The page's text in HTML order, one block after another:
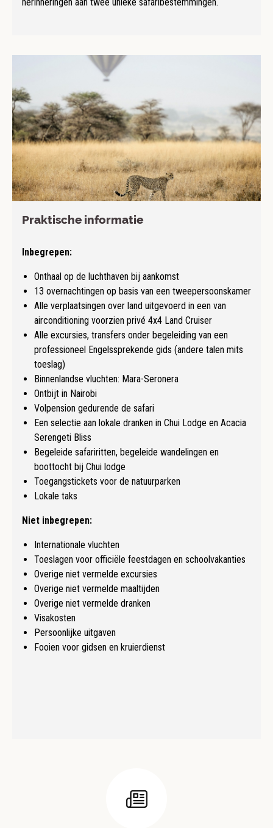
Praktische informatie
Inbegrepen:
Onthaal op de luchthaven bij aankomst
13 overnachtingen op basis van een tweepersoonskamer
Alle verplaatsingen over land uitgevoerd in een van
airconditioning voorzien privé 4x4 Land Cruiser
Alle excursies, transfers onder begeleiding van een
professioneel Engelssprekende gids (andere talen mits
toeslag)
Binnenlandse vluchten: Mara-Seronera
Ontbijt in Nairobi
Volpension gedurende de safari
Een selectie aan lokale dranken in Chui Lodge en Acacia
Serengeti Bliss
Begeleide safariritten, begeleide wandelingen en
boottocht bij Chui lodge
Toegangstickets voor de natuurparken
Lokale taks
Niet inbegrepen:
Internationale vluchten
Toeslagen voor officiële feestdagen en schoolvakanties
Overige niet vermelde excursies
Overige niet vermelde maaltijden
Overige niet vermelde dranken
Visakosten
Persoonlijke uitgaven
Fooien voor gidsen en kruierdienst